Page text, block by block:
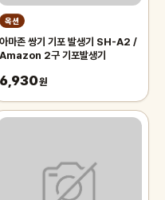
옥션
아마존 쌍기 기포 발생기 SH-A2 /
Amazon 2구 기포발생기
6,930원